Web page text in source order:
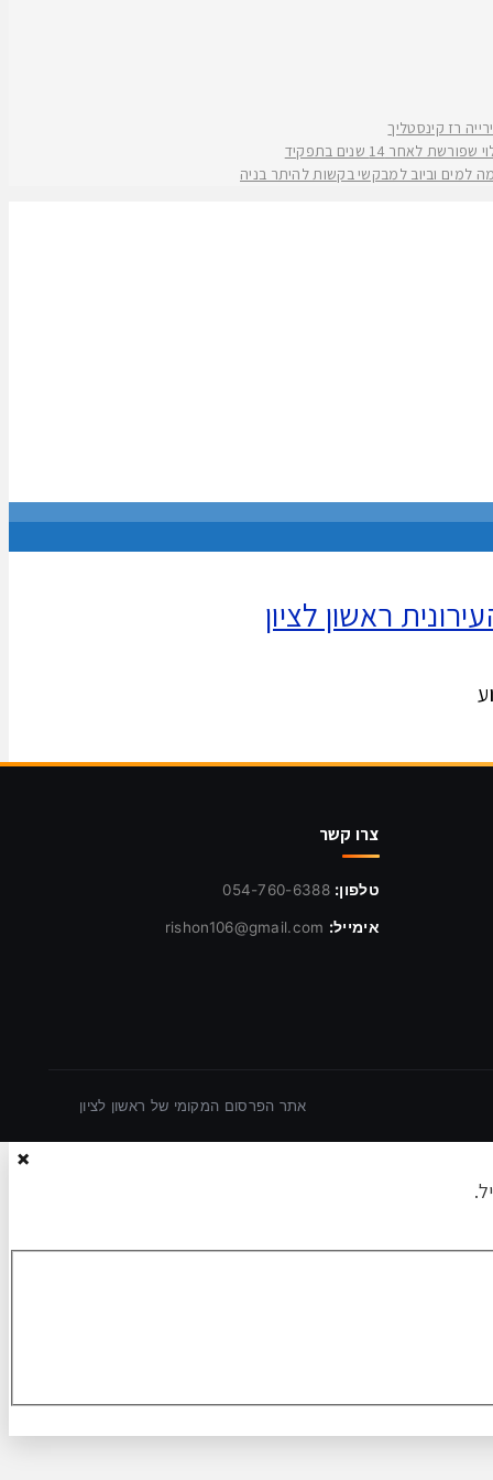
14 שנים בתפקיד
למים וביוב למבקשי בקשות להיתר בניה
צרו קשר
טלפון: 054-760-6388
אימייל: rishon106@gmail.com
אתר הפרסום המקומי של ראשון לציון
×